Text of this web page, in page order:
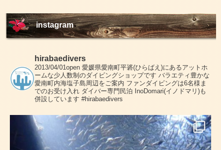
instagram
hirabaedivers
2013/04/01open 愛媛県愛南町平碆(ひらばえ)にあるアットホ
ームな少人数制のダイビングショップです バラエティ豊かな
愛南町内海塩子島周辺をご案内 ファンダイビングは6名様ま
でのお受け入れ ダイバー専門民泊 InoDomari(イノドマリ)も
併設しています #hirabaedivers